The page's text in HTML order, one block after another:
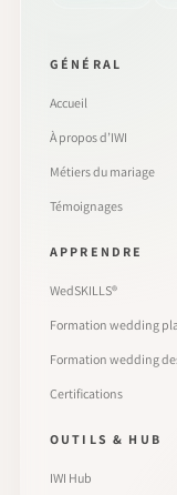
GÉNÉRAL
Accueil
À propos d’IWI
Métiers du mariage
Témoignages
APPRENDRE
WedSKILLS®
Formation wedding
Formation wedding
Certifications
OUTILS & HUB
IWI Hub